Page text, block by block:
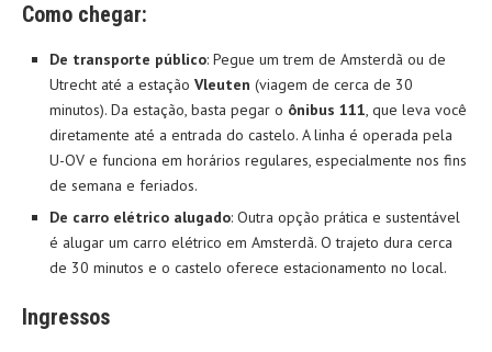
Como chegar:
De transporte público: Pegue um trem de Amsterdã ou de
Utrecht até a estação Vleuten (viagem de cerca de 30
minutos). Da estação, basta pegar o ônibus 111, que leva você
diretamente até a entrada do castelo. A linha é operada pela
U-OV e funciona em horários regulares, especialmente nos fins
de semana e feriados.
De carro elétrico alugado: Outra opção prática e sustentável
é alugar um carro elétrico em Amsterdã. O trajeto dura cerca
de 30 minutos e o castelo oferece estacionamento no local.
Ingressos